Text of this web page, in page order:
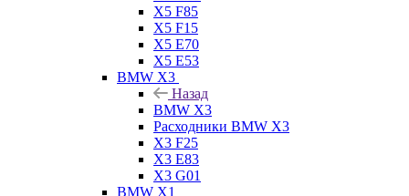
X5 F85
X5 F15
X5 E70
X5 E53
BMW X3
Назад
BMW X3
Расходники BMW X3
X3 F25
X3 E83
X3 G01
BMW X1